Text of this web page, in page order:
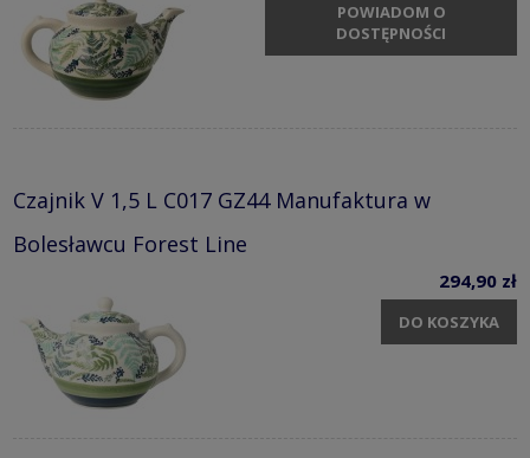
POWIADOM O
DOSTĘPNOŚCI
Czajnik V 1,5 L C017 GZ44 Manufaktura w
Bolesławcu Forest Line
294,90 zł
DO KOSZYKA